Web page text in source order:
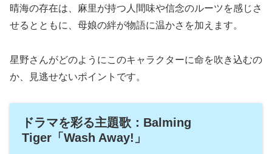
晴海の存在は、麻里が持つ人間味や信念のルーツを感じさ
せるとともに、母娘の絆が物語に温かさを加えます。
星野さんがどのようにこのキャラクターに命を吹き込むの
か、見逃せないポイントです。
ドラマを彩る主題歌：Balming
Tiger「Wash Away!」